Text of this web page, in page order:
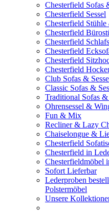
Chesterfield Sofas
Chesterfield Sessel
Chesterfield
Chesterfield
Chesterfield
Chesterfield
Chesterfield
Chesterfield
Club Sofas &
Classic Sofas &
Traditional Sofas &
Ohrensessel &
Fun & Mix
Recliner & Lazy
Chaiselongue &
Chesterfield
Chesterfield in
Chesterfieldmöbel
Sofort Lieferbar
Lederproben
Polstermöbel
Unsere